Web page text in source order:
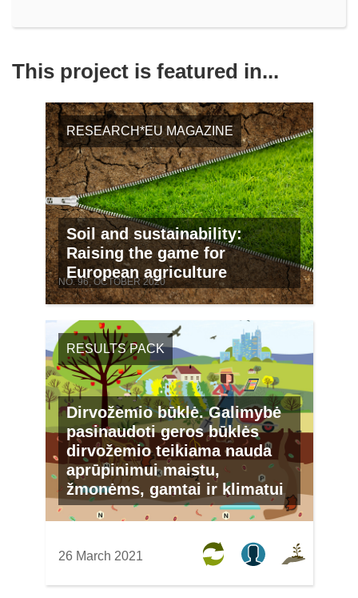
This project is featured in...
RESEARCH*EU MAGAZINE
Soil and sustainability:
Raising the game for
European agriculture
NO. 96, OCTOBER 2020
RESULTS PACK
Dirvožemio būklė. Galimybė
pasinaudoti geros būklės
dirvožemio teikiama nauda
aprūpinimui maistu,
žmonėms, gamtai ir klimatui
26 March 2021